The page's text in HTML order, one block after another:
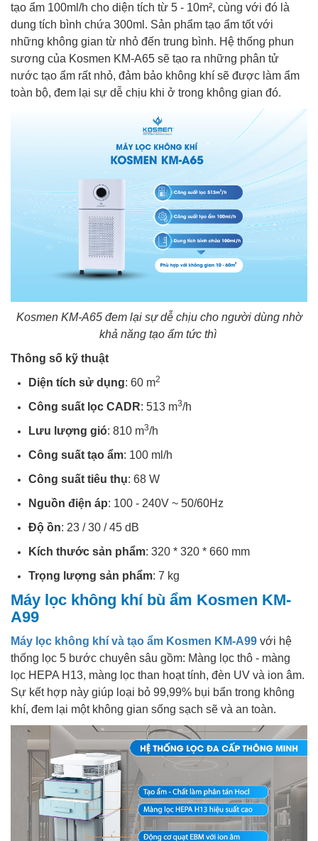
tạo ẩm 100ml/h cho diện tích từ 5 - 10m², cùng với đó là
dung tích bình chứa 300ml. Sản phẩm tạo ẩm tốt với
những không gian từ nhỏ đến trung bình. Hệ thống phun
sương của Kosmen KM-A65 sẽ tạo ra những phân tử
nước tạo ẩm rất nhỏ, đảm bảo không khí sẽ được làm ẩm
toàn bộ, đem lại sự dễ chịu khi ở trong không gian đó.
Kosmen KM-A65 đem lại sự dễ chịu cho người dùng nhờ
khả năng tạo ẩm tức thì
Thông số kỹ thuật
Diện tích sử dụng: 60 m2
Công suất lọc CADR: 513 m3/h
Lưu lượng gió: 810 m3/h
Công suất tạo ẩm: 100 ml/h
Công suất tiêu thụ: 68 W
Nguồn điện áp: 100 - 240V ~ 50/60Hz
Độ ồn: 23 / 30 / 45 dB
Kích thước sản phẩm: 320 * 320 * 660 mm
Trọng lượng sản phẩm: 7 kg
Máy lọc không khí bù ẩm Kosmen KM-
A99
Máy lọc không khí và tạo ẩm Kosmen KM-A99 với hệ
thống lọc 5 bước chuyên sâu gồm: Màng lọc thô - màng
lọc HEPA H13, màng lọc than hoạt tính, đèn UV và ion âm.
Sự kết hợp này giúp loại bỏ 99,99% bụi bẩn trong không
khí, đem lại một không gian sống sạch sẽ và an toàn.